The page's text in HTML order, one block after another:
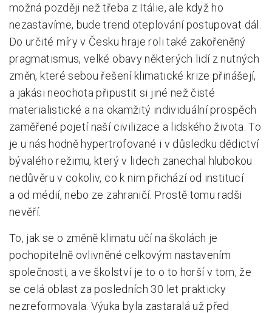
možná později než třeba z Itálie, ale když ho
nezastavíme, bude trend oteplování postupovat dál.
Do určité míry v Česku hraje roli také zakořeněný
pragmatismus, velké obavy některých lidí z nutných
změn, které sebou řešení klimatické krize přinášejí,
a jakási neochota připustit si jiné než čisté
materialistické a na okamžitý individuální prospěch
zaměřené pojetí naší civilizace a lidského života. To
je u nás hodně hypertrofované i v důsledku dědictví
bývalého režimu, který v lidech zanechal hlubokou
nedůvěru v cokoliv, co k nim přichází od institucí
a od médií, nebo ze zahraničí. Prostě tomu radši
nevěří.
To, jak se o změně klimatu učí na školách je
pochopitelně ovlivněné celkovým nastavením
společnosti, a ve školství je to o to horší v tom, že
se celá oblast za posledních 30 let prakticky
nezreformovala. Výuka byla zastaralá už před